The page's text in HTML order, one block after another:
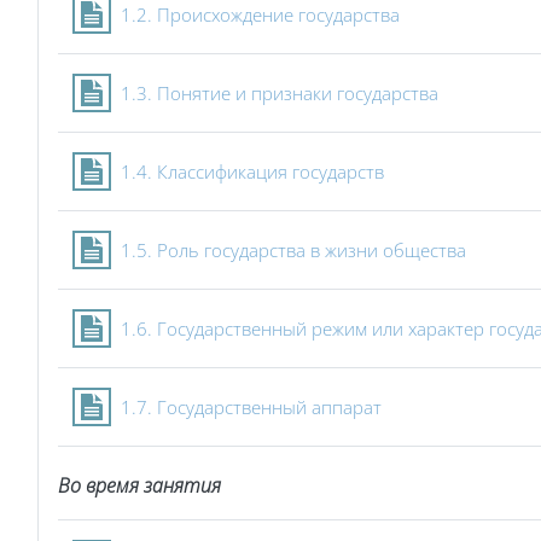
1.2. Происхождение государства
1.3. Понятие и признаки государства
1.4. Классификация государствСтраница
1.5. Роль государства в жизни общества
1.6. Государственный режим или характер
1.7. Государственный аппаратСтраница
Во время занятия